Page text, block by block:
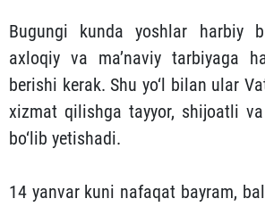
Bugungi kunda yoshlar harbiy
axloqiy va ma’naviy tarbiyaga
berishi kerak. Shu yo‘l bilan ular
xizmat qilishga tayyor, shijoatli
bo‘lib yetishadi.
14 yanvar kuni nafaqat bayram,